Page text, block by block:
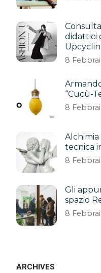
didattici
8
“Cucù-
8
Alchimia
tecnica
8
Gli
spazio
8
ARCHIVES